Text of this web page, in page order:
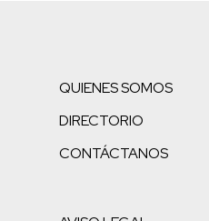
QUIENES SOMOS
DIRECTORIO
CONTÁCTANOS